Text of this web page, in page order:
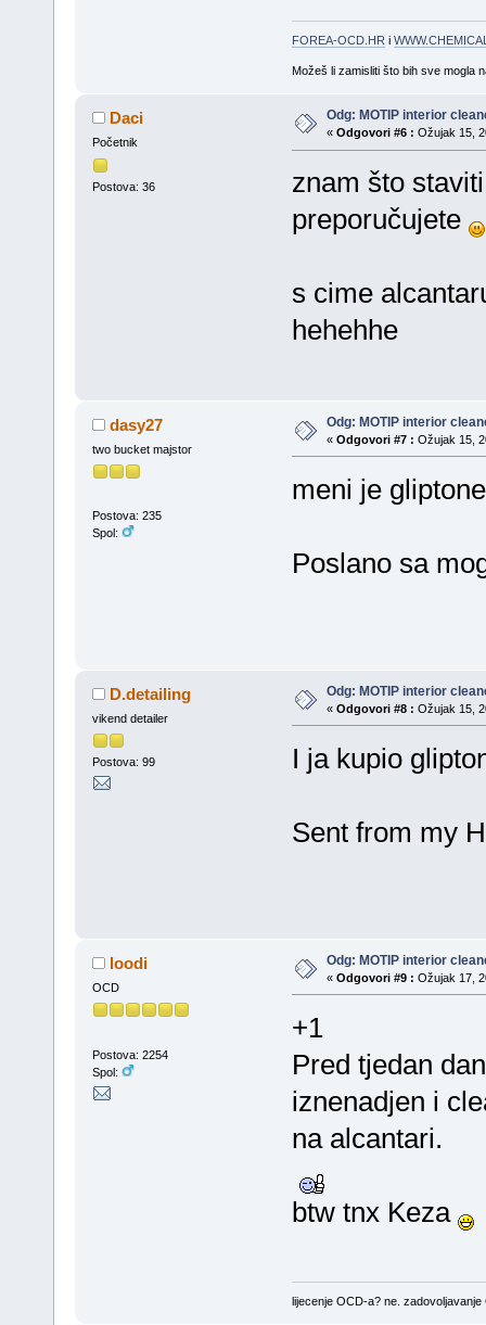
FOREA-OCD.HRi
Možeš li zamisliti što bih sve mogla
Daci
Početnik
Postova: 36
Odg: MOTIP interior
« Odgovori #6 : Ožujak 15,
znam što
preporučujete
s cime
hehehhe
dasy27
two bucket majstor
Postova: 235
Spol:
Odg: MOTIP interior
« Odgovori #7 : Ožujak 15,
meni je
Poslano sa
D.detailing
vikend detailer
Postova: 99
Odg: MOTIP interior
« Odgovori #8 : Ožujak 15,
I ja kupio
Sent from my
loodi
OCD
Postova: 2254
Spol:
Odg: MOTIP interior
« Odgovori #9 : Ožujak 17,
+1
Pred tjedan
iznenadjen i
na alcantari.
btw tnx Keza
lijecenje OCD-a? ne.